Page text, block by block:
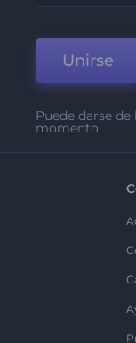
Unirse
Puede darse
momento.